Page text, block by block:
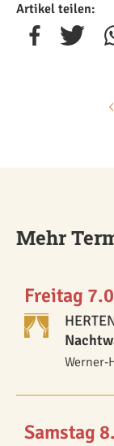
Artikel teilen:
Mehr
Freitag
Werner-
Samstag